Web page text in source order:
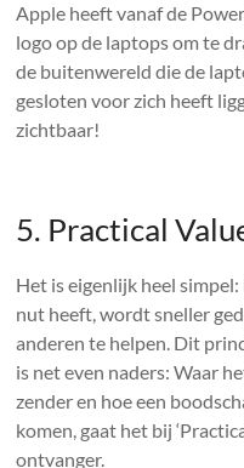
Apple heeft vanaf de
logo op de laptops om te
de buitenwereld die de
gesloten voor zich heeft
zichtbaar!
5. Practical
Het is eigenlijk heel
nut heeft, wordt sneller
anderen te helpen. Dit
is net even naders: Waar
zender en hoe een
komen, gaat het bij
ontvanger.